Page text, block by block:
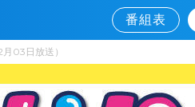
番組表
03日放送）